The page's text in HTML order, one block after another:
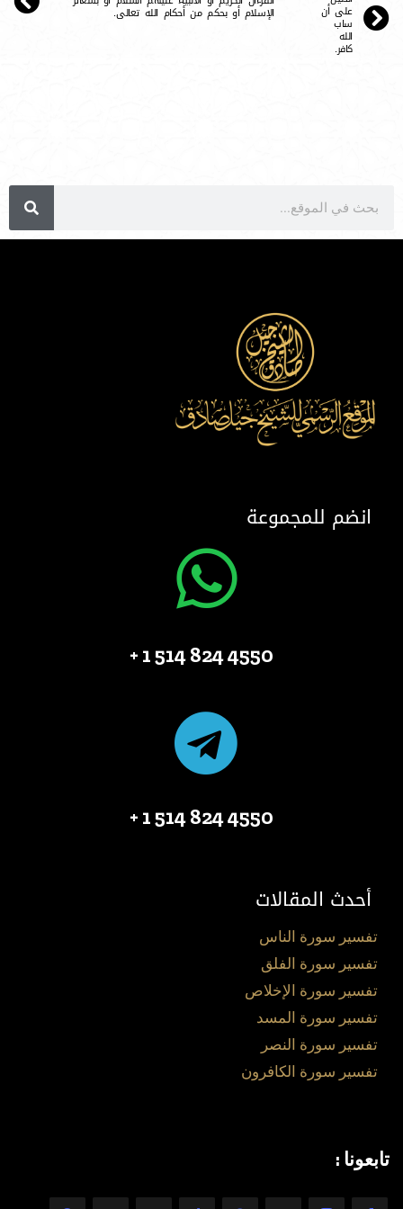
على أن
ساب
الله
كافر.
الإسلام أو بحكم من أحكام الله تعالى.
انضم للمجموعة
4550 824 514 1 +
4550 824 514 1 +
أحدث المقالات
تفسير سورة الناس
تفسير سورة الفلق
تفسير سورة الإخلاص
تفسير سورة المسد
تفسير سورة النصر
تفسير سورة الكافرون
تابعونا :